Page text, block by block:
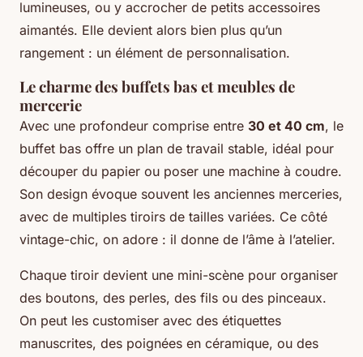
lumineuses, ou y accrocher de petits accessoires
aimantés. Elle devient alors bien plus qu’un
rangement : un élément de personnalisation.
Le charme des buffets bas et meubles de
mercerie
Avec une profondeur comprise entre 30 et 40 cm, le
buffet bas offre un plan de travail stable, idéal pour
découper du papier ou poser une machine à coudre.
Son design évoque souvent les anciennes merceries,
avec de multiples tiroirs de tailles variées. Ce côté
vintage-chic, on adore : il donne de l’âme à l’atelier.
Chaque tiroir devient une mini-scène pour organiser
des boutons, des perles, des fils ou des pinceaux.
On peut les customiser avec des étiquettes
manuscrites, des poignées en céramique, ou des